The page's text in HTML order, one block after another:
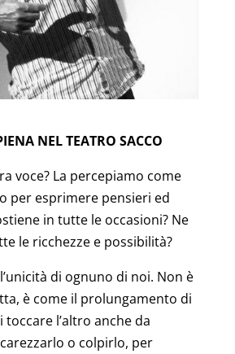
NEL TEATRO SACCO
voce? La percepiamo come
per esprimere pensieri ed
in tutte le occasioni? Ne
le ricchezze e possibilità?
di ognuno di noi. Non è
è come il prolungamento di
l’altro anche da
o colpirlo, per